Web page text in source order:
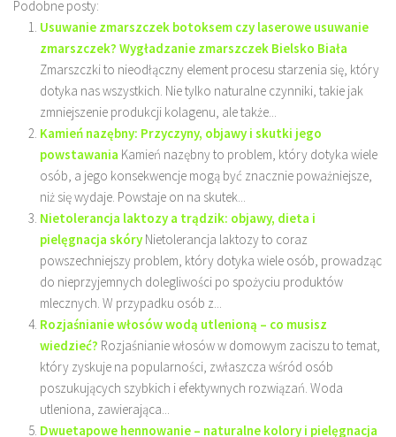
Podobne posty:
Usuwanie zmarszczek botoksem czy laserowe usuwanie
zmarszczek? Wygładzanie zmarszczek Bielsko Biała
Zmarszczki to nieodłączny element procesu starzenia się, który
dotyka nas wszystkich. Nie tylko naturalne czynniki, takie jak
zmniejszenie produkcji kolagenu, ale także...
Kamień nazębny: Przyczyny, objawy i skutki jego
powstawania Kamień nazębny to problem, który dotyka wiele
osób, a jego konsekwencje mogą być znacznie poważniejsze,
niż się wydaje. Powstaje on na skutek...
Nietolerancja laktozy a trądzik: objawy, dieta i
pielęgnacja skóry Nietolerancja laktozy to coraz
powszechniejszy problem, który dotyka wiele osób, prowadząc
do nieprzyjemnych dolegliwości po spożyciu produktów
mlecznych. W przypadku osób z...
Rozjaśnianie włosów wodą utlenioną – co musisz
wiedzieć? Rozjaśnianie włosów w domowym zaciszu to temat,
który zyskuje na popularności, zwłaszcza wśród osób
poszukujących szybkich i efektywnych rozwiązań. Woda
utleniona, zawierająca...
Dwuetapowe hennowanie – naturalne kolory i pielęgnacja